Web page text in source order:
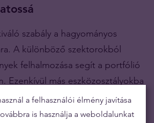
szabály a hagyományos
A különböző szektorokból
felhalmozása segít a portfólió
Ezenkívül más eszközosztályokba
segít diverzifikálni és megvédeni
piaci ingadozásokkal szemben.
a felhasználói élmény javítása
is használja a weboldalunkat